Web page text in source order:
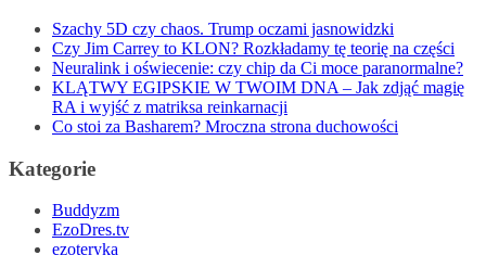
Szachy 5D czy chaos. Trump oczami jasnowidzki
Czy Jim Carrey to KLON? Rozkładamy tę teorię na części
Neuralink i oświecenie: czy chip da Ci moce paranormalne?
KLĄTWY EGIPSKIE W TWOIM DNA – Jak zdjąć magię
RA i wyjść z matriksa reinkarnacji
Co stoi za Basharem? Mroczna strona duchowości
Kategorie
Buddyzm
EzoDres.tv
ezoteryka